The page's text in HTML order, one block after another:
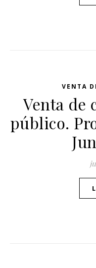
VENTA
Venta de
público.